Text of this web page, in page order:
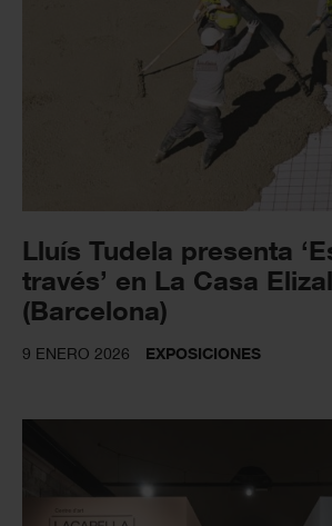
Lluís Tudela presenta
través’ en La Casa
(Barcelona)
9 ENERO 2026 EXPOSICIONES